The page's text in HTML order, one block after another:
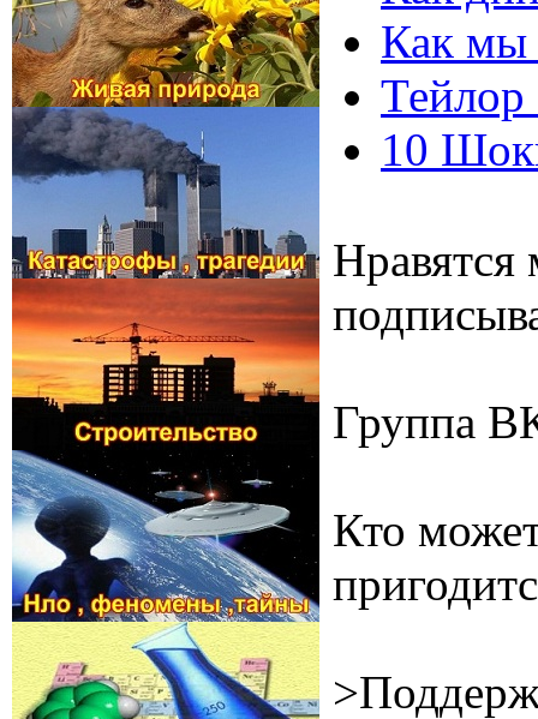
Как мы
Тейлор
10
Группа
Кто